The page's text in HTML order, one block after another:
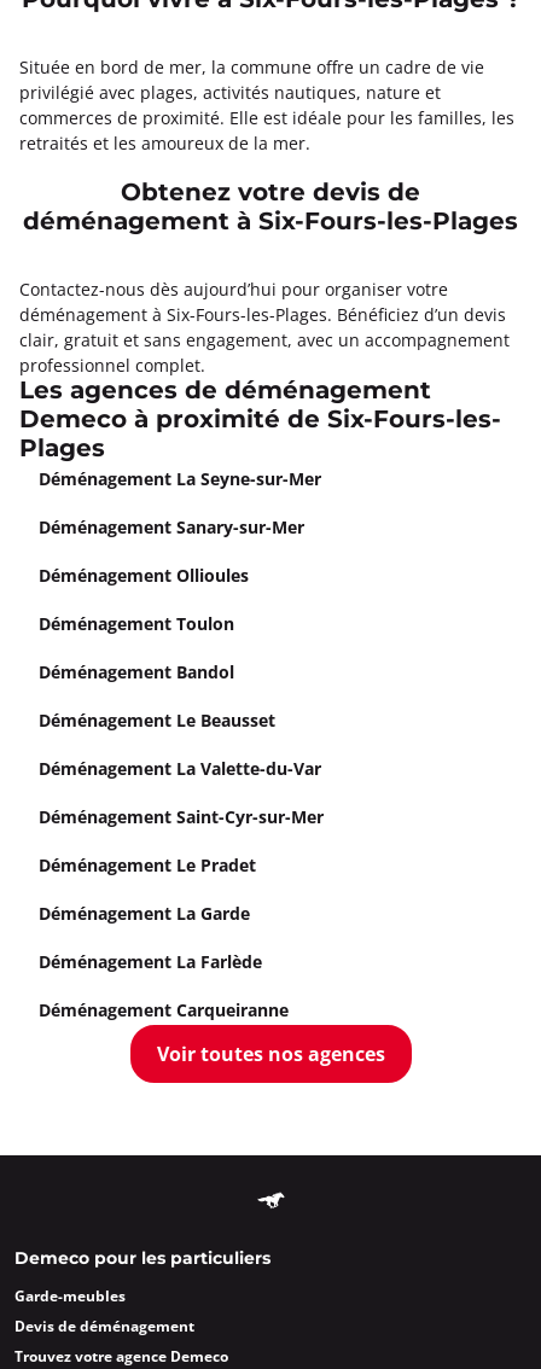
Située en bord de mer, la commune offre un cadre de vie
privilégié avec plages, activités nautiques, nature et
commerces de proximité. Elle est idéale pour les familles, les
retraités et les amoureux de la mer.
Obtenez votre devis de
déménagement à Six-Fours-les-Plages
Contactez-nous dès aujourd’hui pour organiser votre
déménagement à Six-Fours-les-Plages. Bénéficiez d’un devis
clair, gratuit et sans engagement, avec un accompagnement
professionnel complet.
Les agences de déménagement
Demeco à proximité de Six-Fours-les-
Plages
Déménagement La Seyne-sur-Mer
Déménagement Sanary-sur-Mer
Déménagement Ollioules
Déménagement Toulon
Déménagement Bandol
Déménagement Le Beausset
Déménagement La Valette-du-Var
Déménagement Saint-Cyr-sur-Mer
Déménagement Le Pradet
Déménagement La Garde
Déménagement La Farlède
Déménagement Carqueiranne
Voir toutes nos agences
Demeco pour les particuliers
Garde-meubles
Devis de déménagement
Trouvez votre agence Demeco